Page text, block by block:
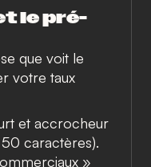
le pré-
que voit le
votre taux
et accrocheur
caractères).
»